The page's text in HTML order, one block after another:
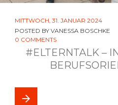
MITTWOCH, 31. JANUAR 2024
POSTED BY VANESSA BOSCHKE
0 COMMENTS
#ELTERNTALK –
arrow_forward